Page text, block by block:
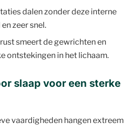
dalen zonder deze interne
zeer snel.
smeert de gewrichten en
ontstekingen in het lichaam.
slaap voor een sterke
vaardigheden hangen extreem